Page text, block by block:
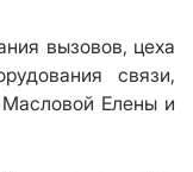
вызовов, цеха
связи,
Масловой Елены и